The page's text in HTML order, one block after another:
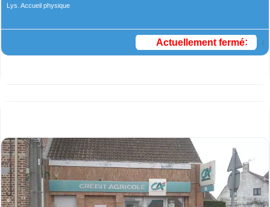
Lys. Accueil physique
Actuellement fermé: